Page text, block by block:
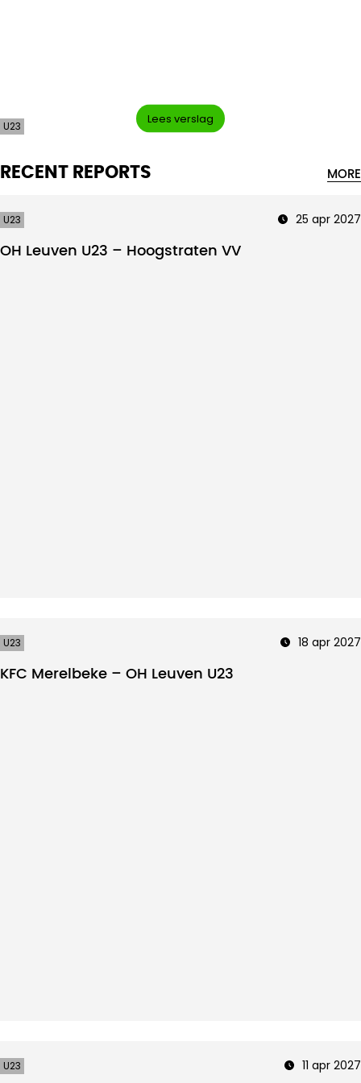
U23
Lees verslag
RECENT REPORTS MORE
U23 25 apr 2027
OH Leuven U23 – Hoogstraten VV
U23 18 apr 2027
KFC Merelbeke – OH Leuven U23
U23 11 apr 2027